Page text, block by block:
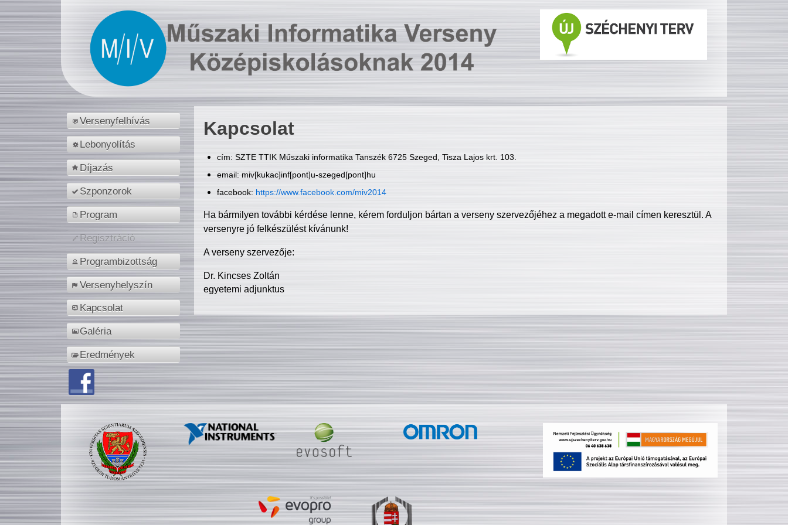
Versenyfelhívás
Lebonyolítás
Díjazás
Szponzorok
Program
Regisztráció
Programbizottság
Versenyhelyszín
Kapcsolat
Galéria
Eredmények
Kapcsolat
cím: SZTE TTIK Műszaki informatika Tanszék 6725 Szeged, Tisza Lajos krt. 103.
email: miv[kukac]inf[pont]u-szeged[pont]hu
facebook: https://www.facebook.com/miv2014
Ha bármilyen további kérdése lenne, kérem forduljon bártan a verseny szervezőjéhez a megadott e-mail címen keresztül. A
versenyre jó felkészülést kívánunk!
A verseny szervezője:
Dr. Kincses Zoltán
egyetemi adjunktus